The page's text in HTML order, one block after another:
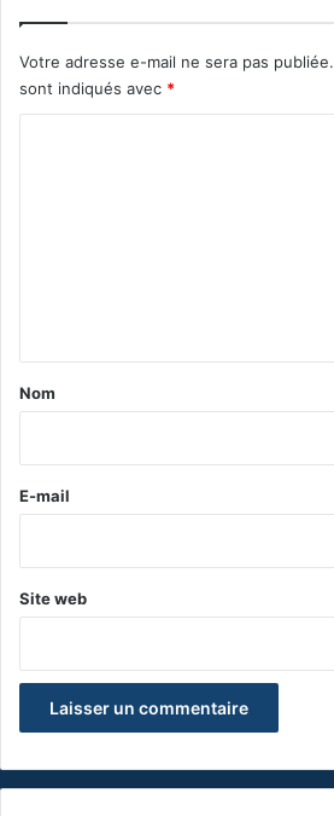
Votre adresse e-mail ne sera pas publiée.
sont indiqués avec *
a
e
Nom
E-mail
Site web